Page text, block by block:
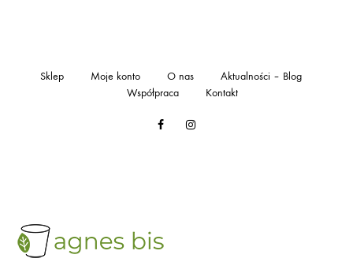
FacebookInstagram
Sklep Moje konto O nas
Aktualności – Blog
Współpraca
Kontakt